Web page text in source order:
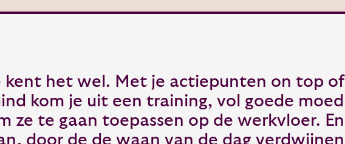
kent het wel. Met je actiepunten on top of
kom je uit een training, vol goede moed
ze te gaan toepassen op de werkvloer. En
door de de waan van de dag verdwijnen